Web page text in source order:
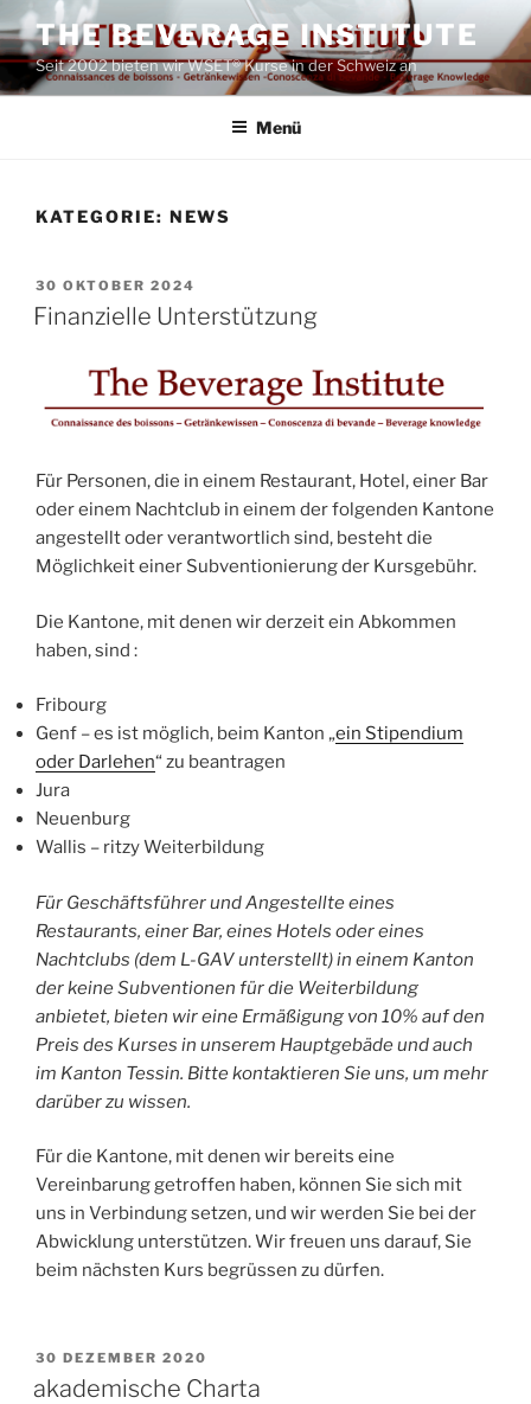
Zum
Inhalt
springen
THE BEVERAGE INSTITUTE
Seit 2002 bieten wir WSET® Kurse in der Schweiz an
Menü
KATEGORIE: NEWS
VERÖFFENTLICHT
AM
30 OKTOBER 2024
Finanzielle Unterstützung
Für Personen, die in einem Restaurant, Hotel, einer Bar
oder einem Nachtclub in einem der folgenden Kantone
angestellt oder verantwortlich sind, besteht die
Möglichkeit einer Subventionierung der Kursgebühr.
Die Kantone, mit denen wir derzeit ein Abkommen
haben, sind :
Fribourg
Genf – es ist möglich, beim Kanton „ein Stipendium
oder Darlehen“ zu beantragen
Jura
Neuenburg
Wallis – ritzy Weiterbildung
Für Geschäftsführer und Angestellte eines
Restaurants, einer Bar, eines Hotels oder eines
Nachtclubs (dem L-GAV unterstellt) in einem Kanton
der keine Subventionen für die Weiterbildung
anbietet, bieten wir eine Ermäßigung von 10% auf den
Preis des Kurses in unserem Hauptgebäde und auch
im Kanton Tessin. Bitte kontaktieren Sie uns, um mehr
darüber zu wissen.
Für die Kantone, mit denen wir bereits eine
Vereinbarung getroffen haben, können Sie sich mit
uns in Verbindung setzen, und wir werden Sie bei der
Abwicklung unterstützen. Wir freuen uns darauf, Sie
beim nächsten Kurs begrüssen zu dürfen.
VERÖFFENTLICHT
AM
30 DEZEMBER 2020
akademische Charta